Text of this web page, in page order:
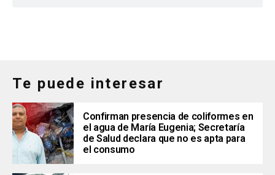
Te puede interesar
Confirman presencia de coliformes en
el agua de María Eugenia; Secretaría
de Salud declara que no es apta para
el consumo